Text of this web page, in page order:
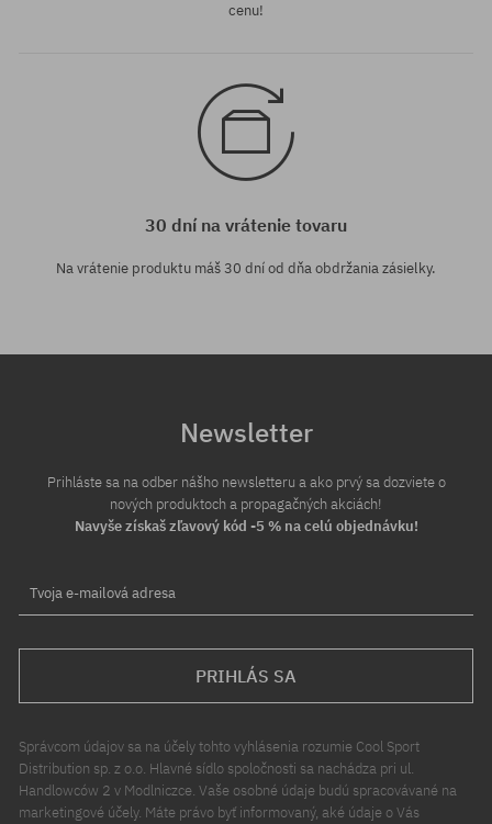
cenu!
30 dní na vrátenie tovaru
Na vrátenie produktu máš 30 dní od dňa obdržania zásielky.
Newsletter
Prihláste sa na odber nášho newsletteru a ako prvý sa dozviete o
nových produktoch a propagačných akciách!
Navyše získaš zľavový kód -5 % na celú objednávku!
Tvoja e-mailová adresa
PRIHLÁS SA
Správcom údajov sa na účely tohto vyhlásenia rozumie Cool Sport
Distribution sp. z o.o. Hlavné sídlo spoločnosti sa nachádza pri ul.
Handlowców 2 v Modlniczce. Vaše osobné údaje budú spracovávané na
marketingové účely. Máte právo byť informovaný, aké údaje o Vás